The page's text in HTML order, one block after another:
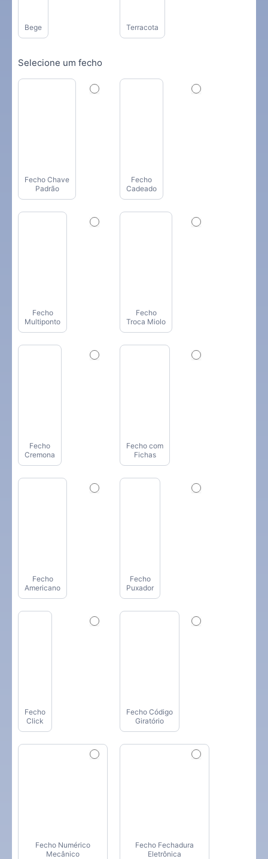
Bege Terracota
Selecione um fecho
Fecho Chave
Padrão
Fecho
Cadeado
Fecho
Multiponto
Fecho
Troca Miolo
Fecho
Cremona
Fecho com
Fichas
Fecho
Americano
Fecho
Puxador
Fecho
Click
Fecho Código
Giratório
Fecho Numérico
Mecânico
Fecho Fechadura
Eletrônica